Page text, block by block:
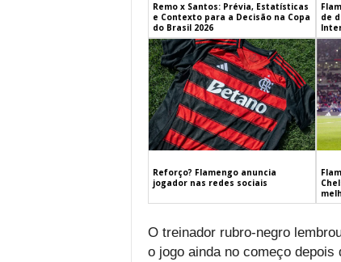
Remo x Santos: Prévia, Estatísticas
e Contexto para a Decisão na Copa
do Brasil 2026
de
Reforço? Flamengo anuncia
jogador nas redes sociais
O treinador rubro-negro
o jogo ainda no começo